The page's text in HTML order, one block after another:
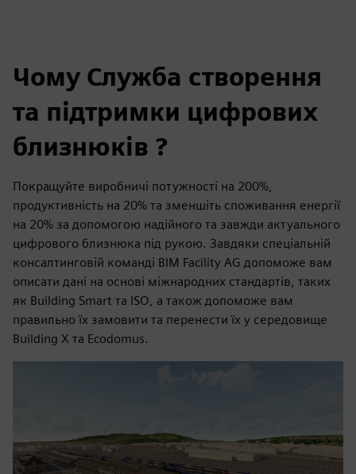
Чому Служба створення
та підтримки цифрових
близнюків ?
Покращуйте виробничі потужності на 200%,
продуктивність на 20% та зменшіть споживання енергії
на 20% за допомогою надійного та завжди актуального
цифрового близнюка під рукою. Завдяки спеціальній
консалтинговій команді BIM Facility AG допоможе вам
описати дані на основі міжнародних стандартів, таких
як Building Smart та ISO, а також допоможе вам
правильно їх замовити та перенести їх у середовище
Building X та Ecodomus.